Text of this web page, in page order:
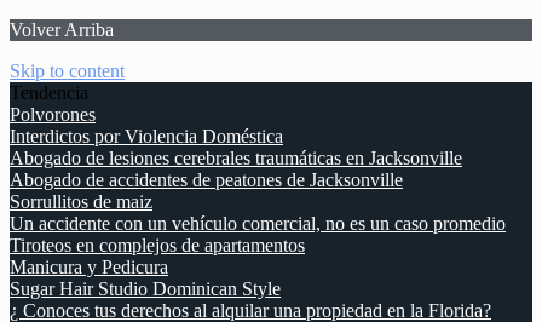
Volver Arriba
Skip to content
Tendencia
Polvorones
Interdictos por Violencia Doméstica
Abogado de lesiones cerebrales traumáticas en Jacksonville
Abogado de accidentes de peatones de Jacksonville
Sorrullitos de maiz
Un accidente con un vehículo comercial, no es un caso promedio
Tiroteos en complejos de apartamentos
Manicura y Pedicura
Sugar Hair Studio Dominican Style
¿ Conoces tus derechos al alquilar una propiedad en la Florida?